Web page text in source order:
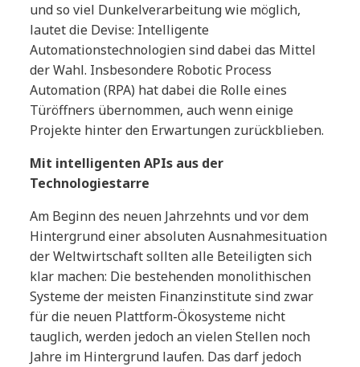
und so viel Dunkelverarbeitung wie möglich,
lautet die Devise: Intelligente
Automationstechnologien sind dabei das Mittel
der Wahl. Insbesondere Robotic Process
Automation (RPA) hat dabei die Rolle eines
Türöffners übernommen, auch wenn einige
Projekte hinter den Erwartungen zurückblieben.
Mit intelligenten APIs aus der
Technologiestarre
Am Beginn des neuen Jahrzehnts und vor dem
Hintergrund einer absoluten Ausnahmesituation
der Weltwirtschaft sollten alle Beteiligten sich
klar machen: Die bestehenden monolithischen
Systeme der meisten Finanzinstitute sind zwar
für die neuen Plattform-Ökosysteme nicht
tauglich, werden jedoch an vielen Stellen noch
Jahre im Hintergrund laufen. Das darf jedoch